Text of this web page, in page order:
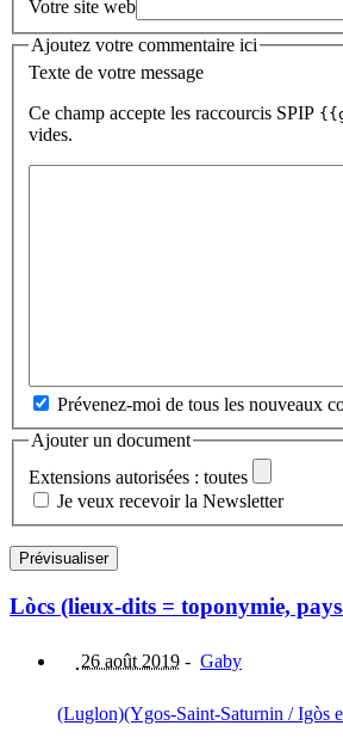
Votre site web
Ajoutez votre commentaire ici
Texte de votre message
Ce champ accepte les raccourcis SPIP
vides.
Prévenez-moi de tous les nouveaux
Ajouter un document
Extensions autorisées : toutes
Je veux recevoir la Newsletter
Lòcs (lieux-dits = toponymie,
26 août 2019 - Gaby
(Luglon)(Ygos-Saint-Saturnin / Igòs